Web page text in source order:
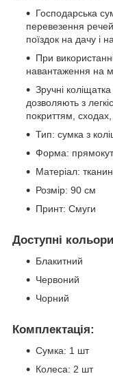
Господарська
перевезення
поїздок на дачу і
При
навантаження на
Зручні
дозволяють з
покриттям,
Тип: сумка з
Форма:
Матеріал:
Розмір: 90 см
Принт: Смуги
Доступні
Блакитний
Червоний
Чорний
Комплектація:
Сумка: 1 шт
Колеса: 2 шт